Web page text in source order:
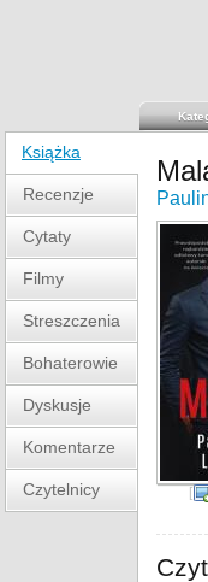
Książka
Recenzje
Cytaty
Filmy
Streszczenia
Bohaterowie
Dyskusje
Komentarze
Czytelnicy [